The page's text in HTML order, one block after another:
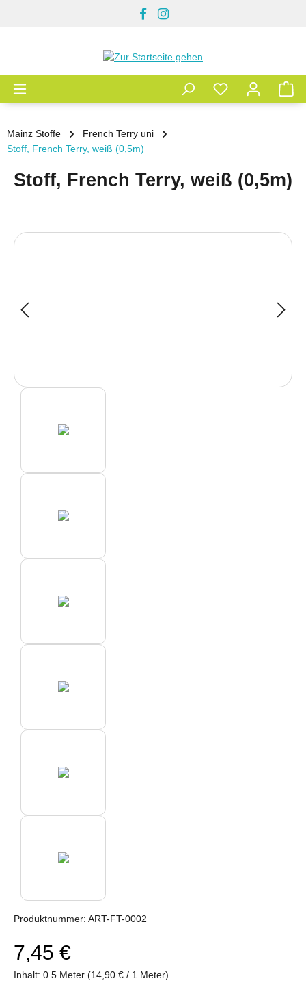
Mainz Stoffe
French Terry uni
Stoff, French Terry, weiß (0,5m)
Stoff, French Terry, weiß (0,5m)
Bildergalerie überspringen
Produktnummer: ART-FT-0002
7,45 €
Inhalt: 0.5 Meter (14,90 € / 1 Meter)